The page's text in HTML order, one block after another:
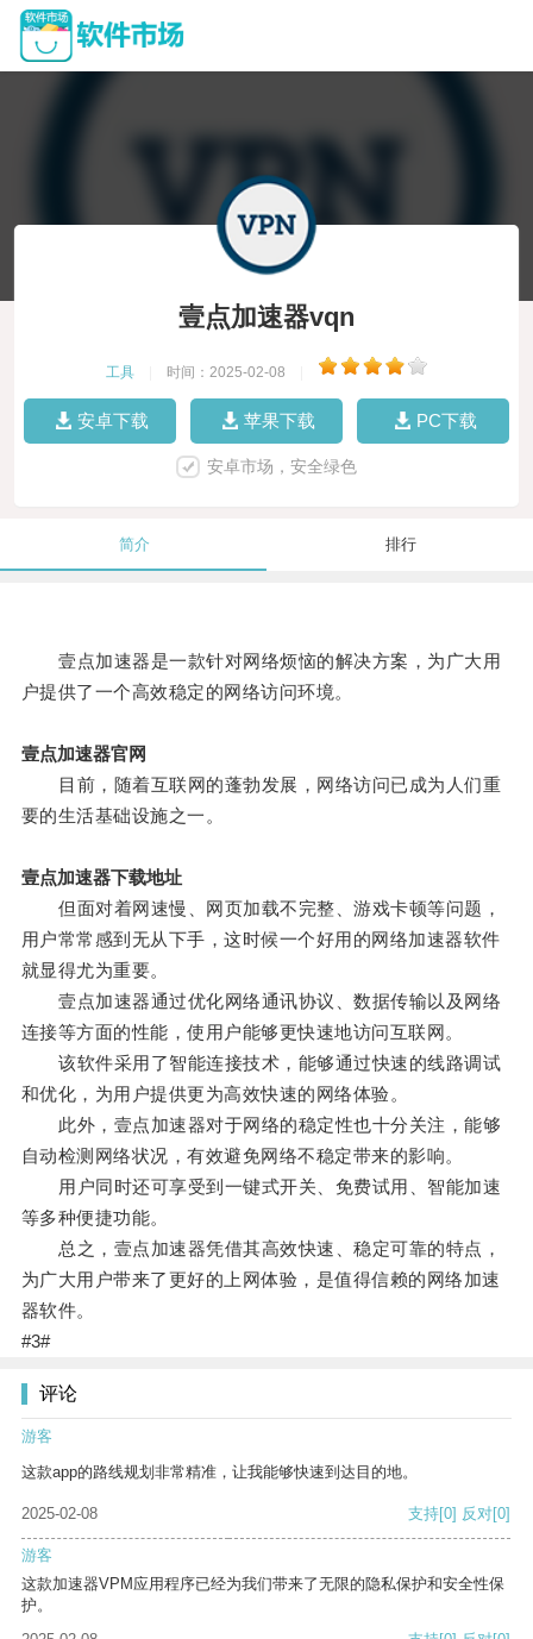
壹点加速器vqn
工具 时间：2025-02-08
安卓下载 苹果下载 PC下载
安卓市场，安全绿色
简介 排行
壹点加速器是一款针对网络烦恼的解决方案，为广大用
户提供了一个高效稳定的网络访问环境。
壹点加速器官网
目前，随着互联网的蓬勃发展，网络访问已成为人们重
要的生活基础设施之一。
壹点加速器下载地址
但面对着网速慢、网页加载不完整、游戏卡顿等问题，
用户常常感到无从下手，这时候一个好用的网络加速器软件
就显得尤为重要。
壹点加速器通过优化网络通讯协议、数据传输以及网络
连接等方面的性能，使用户能够更快速地访问互联网。
该软件采用了智能连接技术，能够通过快速的线路调试
和优化，为用户提供更为高效快速的网络体验。
此外，壹点加速器对于网络的稳定性也十分关注，能够
自动检测网络状况，有效避免网络不稳定带来的影响。
用户同时还可享受到一键式开关、免费试用、智能加速
等多种便捷功能。
总之，壹点加速器凭借其高效快速、稳定可靠的特点，
为广大用户带来了更好的上网体验，是值得信赖的网络加速
器软件。
#3#
评论
游客
这款app的路线规划非常精准，让我能够快速到达目的地。
2025-02-08 支持[0] 反对[0]
游客
这款加速器VPM应用程序已经为我们带来了无限的隐私保护和安全性保
护。